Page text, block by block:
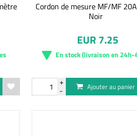
Cordon de mesure MF/MF
Noir
EUR 7.25
En stock (livraison en
Ajouter au panier